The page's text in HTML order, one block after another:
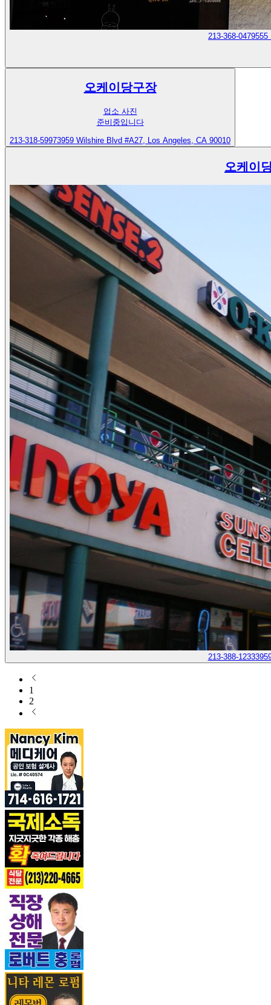
213-368-0479555
오케이당구장
업소 사진
준비중입니다
213-318-59973959 Wilshire Blvd #A27, Los Angeles, CA 90010
오케이
213-388-1233
1
2